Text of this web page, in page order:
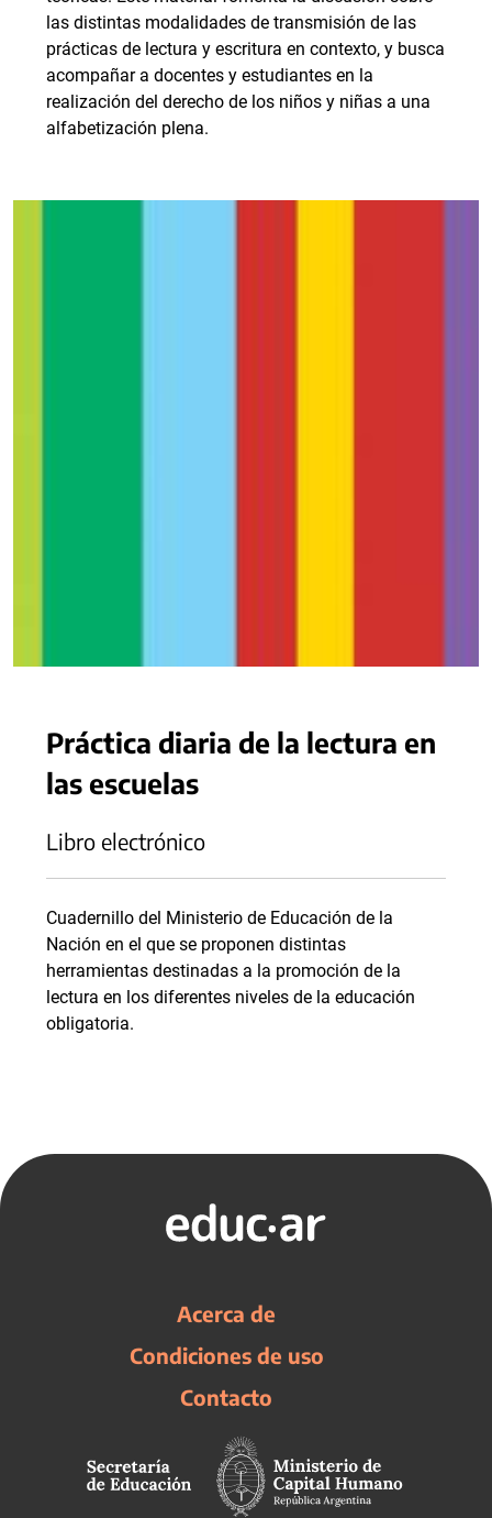
las distintas modalidades de transmisión de las
prácticas de lectura y escritura en contexto, y busca
acompañar a docentes y estudiantes en la
realización del derecho de los niños y niñas a una
alfabetización plena.
Práctica diaria de la lectura en
las escuelas
Libro electrónico
Cuadernillo del Ministerio de Educación de la
Nación en el que se proponen distintas
herramientas destinadas a la promoción de la
lectura en los diferentes niveles de la educación
obligatoria.
Acerca de
Condiciones de uso
Contacto